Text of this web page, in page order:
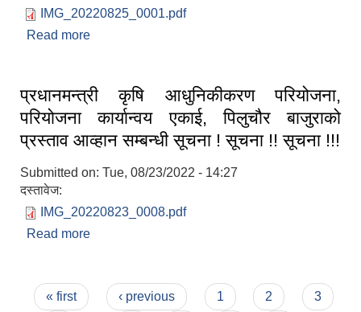
IMG_20220825_0001.pdf
Read more
प्रधानमन्त्री कृषि आधुनिकीकरण परियोजना,
परियोजना कार्यान्वय एकाई, पिलुचौर बाजुराको
प्रस्ताव आव्हान सम्बन्धी सूचना ! सूचना !! सूचना !!!
Submitted on: Tue, 08/23/2022 - 14:27
दस्तावेज:
IMG_20220823_0008.pdf
Read more
Pages
« first ‹ previous 1 2
3